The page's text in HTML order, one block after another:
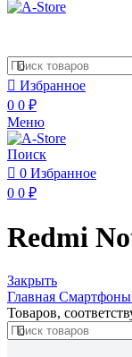
Избранное
0 0 ₽
Меню
Поиск
0 Избранное
0 0 ₽
Redmi
Закрыть
Главная Смартфоны
Товаров,